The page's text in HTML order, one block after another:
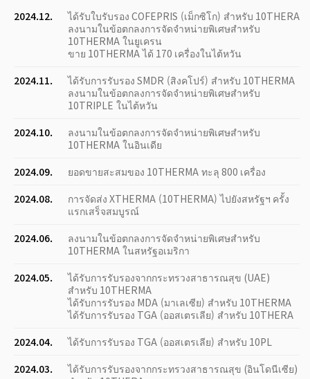
2024.12.
ได้รับใบรับรอง COFEPRIS (เม็กซิโก) สำหรับ 10THERA
ลงนามในข้อตกลงการจัดจำหน่ายพิเศษสำหรับ
10THERMA ในยูเครน
ขาย 10THERMA ได้ 170 เครื่องในไต้หวัน
2024.11.
ได้รับการรับรอง SMDR (สิงคโปร์) สำหรับ 10THERMA
ลงนามในข้อตกลงการจัดจำหน่ายพิเศษสำหรับ
10TRIPLE ในไต้หวัน
2024.10.
ลงนามในข้อตกลงการจัดจำหน่ายพิเศษสำหรับ
10THERMA ในอินเดีย
2024.09.
ยอดขายสะสมของ 10THERMA ทะลุ 800 เครื่อง
2024.08.
การจัดส่ง XTHERMA (10THERMA) ไปยังสหรัฐฯ ครั้ง
แรกเสร็จสมบูรณ์
2024.06.
ลงนามในข้อตกลงการจัดจำหน่ายพิเศษสำหรับ
10THERMA ในสหรัฐอเมริกา
2024.05.
ได้รับการรับรองจากกระทรวงสาธารณสุข (UAE)
สำหรับ 10THERMA
ได้รับการรับรอง MDA (มาเลเซีย) สำหรับ 10THERMA
ได้รับการรับรอง TGA (ออสเตรเลีย) สำหรับ 10THERA
2024.04.
ได้รับการรับรอง TGA (ออสเตรเลีย) สำหรับ 10PL
2024.03.
ได้รับการรับรองจากกระทรวงสาธารณสุข (อินโดนีเซีย)